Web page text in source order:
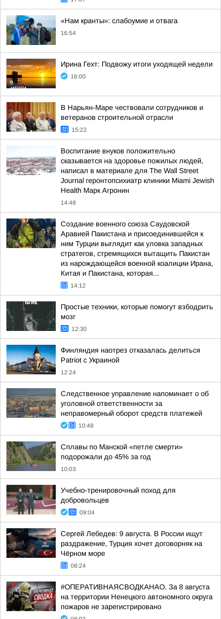
«Нам кранты»: слабоумие и отвага
16:54
Ирина Гехт: Подвожу итоги уходящей недели
16:00
В Нарьян-Маре чествовали сотрудников и
ветеранов строительной отрасли
15:22
Воспитание внуков положительно
сказывается на здоровье пожилых людей,
написал в материале для The Wall Street
Journal геронтопсихиатр клиники Miami Jewish
Health Марк Агронин
14:48
Создание военного союза Саудовской
Аравией Пакистана и присоединившейся к
ним Турции выглядит как уловка западных
стратегов, стремящихся вытащить Пакистан
из нарождающейся военной коалиции Ирана,
Китая и Пакистана, которая...
14:12
Простые техники, которые помогут взбодрить
мозг
12:30
Финляндия наотрез отказалась делиться
Patriot с Украиной
12:24
Следственное управление напоминает о об
уголовной ответственности за
неправомерный оборот средств платежей
10:48
Сплавы по Манской «петле смерти»
подорожали до 45% за год
10:03
Учебно-тренировочный поход для
добровольцев
09:04
Сергей Лебедев: 9 августа. В России ищут
раздражение, Турция хочет договорняк на
Чёрном море
08:24
#ОПЕРАТИВНАЯСВОДКАНАО. За 8 августа
на территории Ненецкого автономного округа
пожаров не зарегистрировано